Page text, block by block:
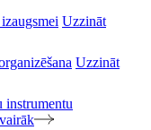
Uzzināt
Uzzināt
instrumentu